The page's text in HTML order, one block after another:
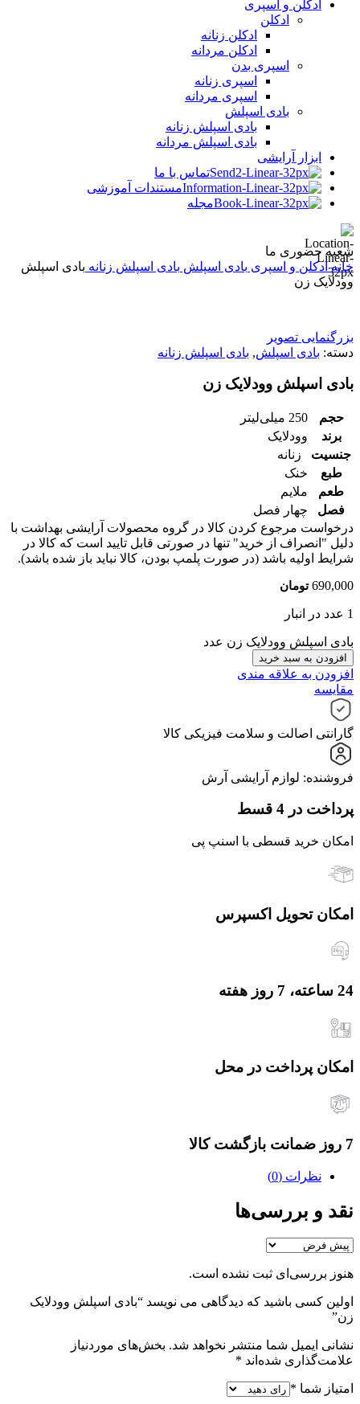
ادکلن و اسپری
ادکلن
ادکلن زنانه
ادکلن مردانه
اسپری بدن
اسپری زنانه
اسپری مردانه
بادی اسپلش
بادی اسپلش زنانه
بادی اسپلش مردانه
ابزار آرایشی
تماس با ما
مستندات آموزشی
مجله
شعبه حضوری ما
خانهادکلن و اسپری بادی اسپلش بادی اسپلش زنانه بادی اسپلش
وودلایک زن
بزرگنمایی تصویر
دسته: بادی اسپلش, بادی اسپلش زنانه
بادی اسپلش وودلایک زن
حجم
250 میلی‌لیتر
برند
وودلایک
جنسیت
زنانه
طبع
خنک
طعم
ملایم
فصل
چهار فصل
درخواست مرجوع کردن کالا در گروه محصولات آرایشی بهداشت با
دلیل "انصراف از خرید" تنها در صورتی قابل تایید است که کالا در
شرایط اولیه باشد (در صورت پلمپ بودن، کالا نباید باز شده باشد).
690,000 تومان
1 عدد در انبار
بادی اسپلش وودلایک زن عدد
افزودن به سبد خرید
افزودن به علاقه مندی
مقایسه
گارانتی اصالت و سلامت فیزیکی کالا
فروشنده: لوازم آرایشی آرش
پرداخت در 4 قسط
امکان خرید قسطی با اسنپ پی
امکان تحویل اکسپرس
24 ساعته، 7 روز هفته
امکان پرداخت در محل
7 روز ضمانت بازگشت کالا
نظرات (0)
نقد و بررسی‌ها
هنوز بررسی‌ای ثبت نشده است.
اولین کسی باشید که دیدگاهی می نویسد “بادی اسپلش وودلایک
زن”
نشانی ایمیل شما منتشر نخواهد شد. بخش‌های موردنیاز
علامت‌گذاری شده‌اند *
امتیاز شما *